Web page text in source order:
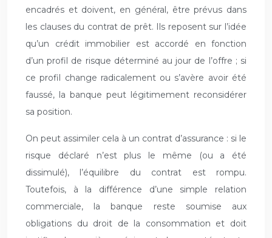
encadrés et doivent, en général, être prévus dans
les clauses du contrat de prêt. Ils reposent sur l’idée
qu’un crédit immobilier est accordé en fonction
d’un profil de risque déterminé au jour de l’offre ; si
ce profil change radicalement ou s’avère avoir été
faussé, la banque peut légitimement reconsidérer
sa position.
On peut assimiler cela à un contrat d’assurance : si le
risque déclaré n’est plus le même (ou a été
dissimulé), l’équilibre du contrat est rompu.
Toutefois, à la différence d’une simple relation
commerciale, la banque reste soumise aux
obligations du droit de la consommation et doit